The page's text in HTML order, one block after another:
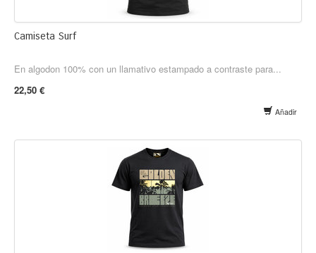
Camiseta Surf
En algodon 100% con un llamativo estampado a contraste para...
22,50 €
Añadir